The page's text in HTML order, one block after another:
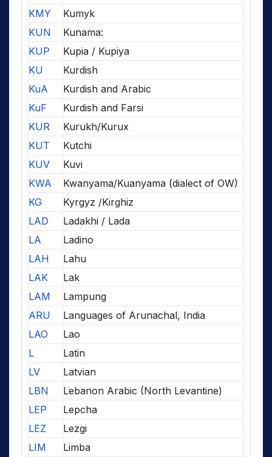
KMY
Kumyk
KUN
Kunama:
KUP
Kupia / Kupiya
KU
Kurdish
KuA
Kurdish and Arabic
KuF
Kurdish and Farsi
KUR
Kurukh/Kurux
KUT
Kutchi
KUV
Kuvi
KWA
Kwanyama/Kuanyama (dialect of OW)
KG
Kyrgyz /Kirghiz
LAD
Ladakhi / Lada
LA
Ladino
LAH
Lahu
LAK
Lak
LAM
Lampung
ARU
Languages of Arunachal, India
LAO
Lao
L
Latin
LV
Latvian
LBN
Lebanon Arabic (North Levantine)
LEP
Lepcha
LEZ
Lezgi
LIM
Limba